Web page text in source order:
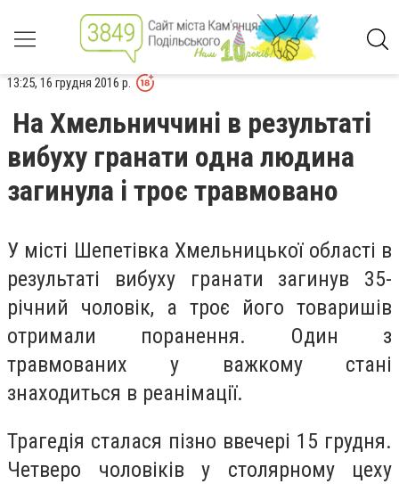
13:25, 16 грудня 2016 р.
На Хмельниччині в результаті
вибуху гранати одна людина
загинула і троє травмовано
У місті Шепетівка Хмельницької області в
результаті вибуху гранати загинув 35-
річний чоловік, а троє його товаришів
отримали поранення. Один з
травмованих у важкому стані
знаходиться в реанімації.
Трагедія сталася пізно ввечері 15 грудня.
Четверо чоловіків у столярному цеху